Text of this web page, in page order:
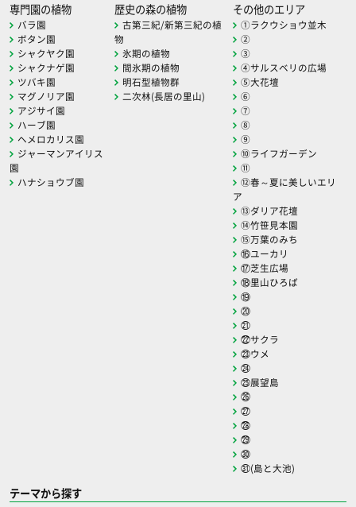
専門園の植物
バラ園
ボタン園
シャクヤク園
シャクナゲ園
ツバキ園
マグノリア園
アジサイ園
ハーブ園
ヘメロカリス園
ジャーマンアイリス
園
ハナショウブ園
歴史の森の植物
古第三紀/新第三紀の植
物
氷期の植物
間氷期の植物
明石型植物群
二次林(長居の里山)
その他のエリア
①ラクウショウ並木
②
③
④サルスベリの広場
⑤大花壇
⑥
⑦
⑧
⑨
⑩ライフガーデン
⑪
⑫春～夏に美しいエリ
ア
⑬ダリア花壇
⑭竹笹見本園
⑮万葉のみち
⑯ユーカリ
⑰芝生広場
⑱里山ひろば
⑲
⑳
㉑
㉒サクラ
㉓ウメ
㉔
㉕展望島
㉖
㉗
㉘
㉙
㉚
㉛(島と大池)
テーマから探す